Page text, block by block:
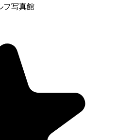
フ写真館